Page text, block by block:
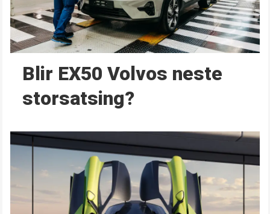
Blir EX50 Volvos neste
storsatsing?